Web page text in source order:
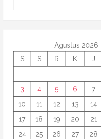
Agustus 2026
S
S R K J
3
4 5 6 7
10
11 12 13 14
17
18 19 20 21
24
25 26 27 28